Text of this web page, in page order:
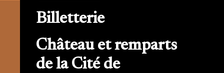
Billetterie
Château et remparts
de la Cité de